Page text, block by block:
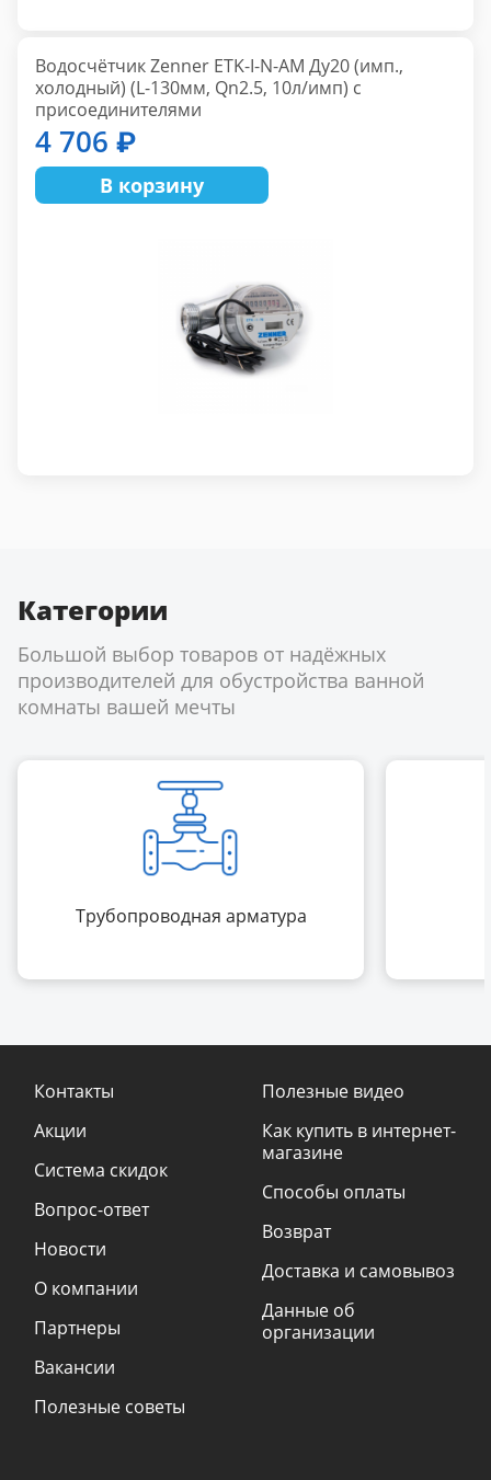
Водосчётчик Zenner ETK-I-N-AM Ду20 (имп.,
холодный) (L-130мм, Qn2.5, 10л/имп) с
присоединителями
4 706 ₽
В корзину
Категории
Большой выбор товаров от надёжных
производителей для обустройства ванной
комнаты вашей мечты
Трубопроводная арматура
Контакты
Акции
Система скидок
Вопрос-ответ
Новости
О компании
Партнеры
Вакансии
Полезные советы
Полезные видео
Как купить в интернет-
магазине
Способы оплаты
Возврат
Доставка и самовывоз
Данные об
организации